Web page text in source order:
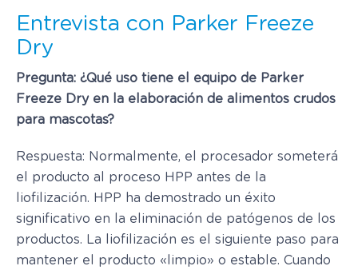
Entrevista con Parker Freeze
Dry
Pregunta: ¿Qué uso tiene el equipo de Parker
Freeze Dry en la elaboración de alimentos crudos
para mascotas?
Respuesta: Normalmente, el procesador someterá
el producto al proceso HPP antes de la
liofilización. HPP ha demostrado un éxito
significativo en la eliminación de patógenos de los
productos. La liofilización es el siguiente paso para
mantener el producto «limpio» o estable. Cuando